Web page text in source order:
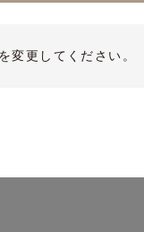
変更してください。